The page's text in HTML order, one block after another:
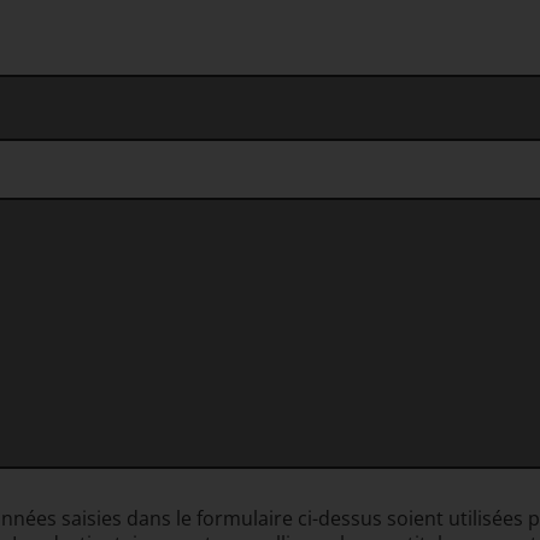
saisies dans le formulaire ci-dessus soient